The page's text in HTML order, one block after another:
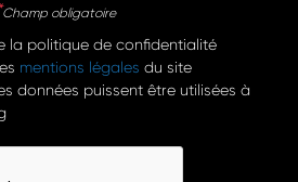
Champ obligatoire
la politique de confidentialité
mentions légales du site
données puissent être utilisées à